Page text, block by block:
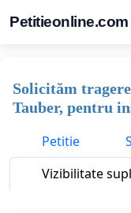
Petitieonline.com
Solicităm
Tauber, pentru
Petitie
Vizibilitate